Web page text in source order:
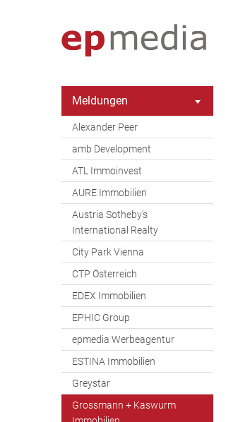
Meldungen
Alexander Peer
amb Development
ATL Immoinvest
AURE Immobilien
Austria Sotheby's
International Realty
City Park Vienna
CTP Österreich
EDEX Immobilien
EPHIC Group
epmedia Werbeagentur
ESTINA Immobilien
Greystar
Grossmann + Kaswurm